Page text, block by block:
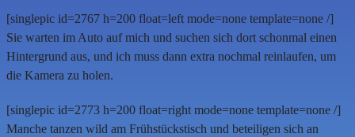
[singlepic id=2767 h=200 float=left mode=none template=none /]
Sie warten im Auto auf mich und suchen sich dort schonmal einen
Hintergrund aus, und ich muss dann extra nochmal reinlaufen, um
die Kamera zu holen.
[singlepic id=2773 h=200 float=right mode=none template=none /]
Manche tanzen wild am Frühstückstisch und beteiligen sich an